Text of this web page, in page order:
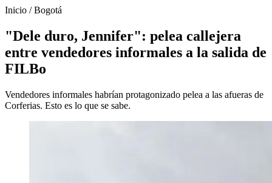
Inicio /Bogotá
"Dele duro, Jennifer": pelea callejera
entre vendedores informales a la salida de
FILBo
Vendedores informales habrían protagonizado pelea a las afueras de
Corferias. Esto es lo que se sabe.